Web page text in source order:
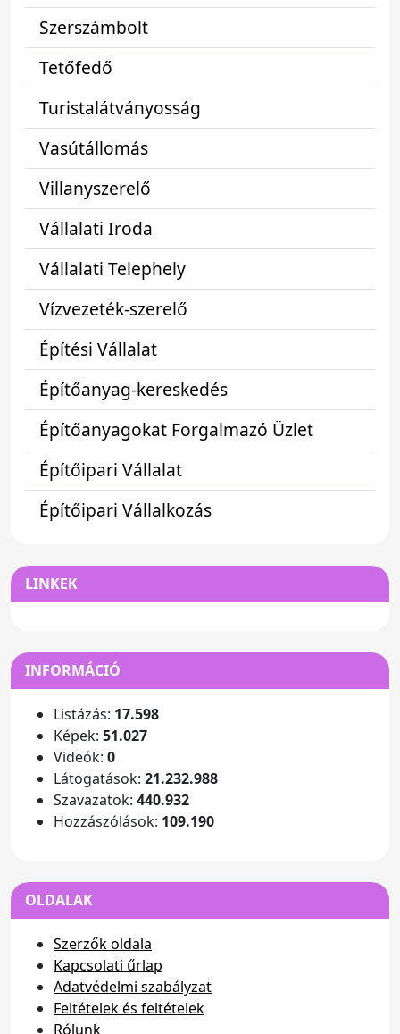
Szerszámbolt
Tetőfedő
Turistalátványosság
Vasútállomás
Villanyszerelő
Vállalati Iroda
Vállalati Telephely
Vízvezeték-szerelő
Építési Vállalat
Építőanyag-kereskedés
Építőanyagokat Forgalmazó Üzlet
Építőipari Vállalat
Építőipari Vállalkozás
LINKEK
INFORMÁCIÓ
Listázás: 17.598
Képek: 51.027
Videók: 0
Látogatások: 21.232.988
Szavazatok: 440.932
Hozzászólások: 109.190
OLDALAK
Szerzők oldala
Kapcsolati űrlap
Adatvédelmi szabályzat
Feltételek és feltételek
Rólunk